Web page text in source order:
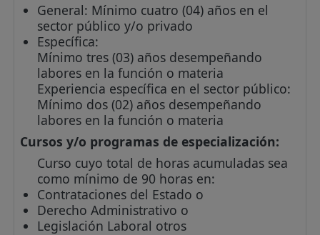
General: Mínimo cuatro (04) años en el
sector público y/o privado
Específica:
Mínimo tres (03) años desempeñando
labores en la función o materia
Experiencia específica en el sector público:
Mínimo dos (02) años desempeñando
labores en la función o materia
Cursos y/o programas de especialización:
Curso cuyo total de horas acumuladas sea
como mínimo de 90 horas en:
Contrataciones del Estado o
Derecho Administrativo o
Legislación Laboral otros